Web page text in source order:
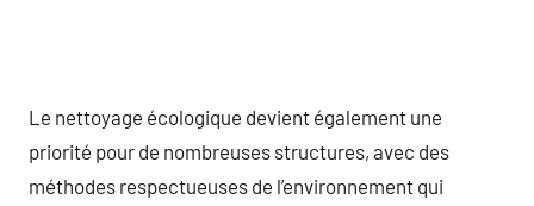
Le nettoyage écologique devient également une
priorité pour de nombreuses structures, avec des
méthodes respectueuses de l’environnement qui